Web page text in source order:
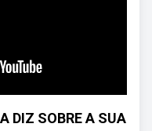
DIZ SOBRE A SUA